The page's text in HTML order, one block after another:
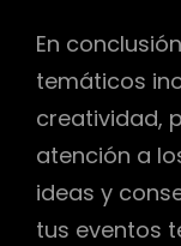
En
temáticos
creatividad,
atención a
ideas y
tus eventos